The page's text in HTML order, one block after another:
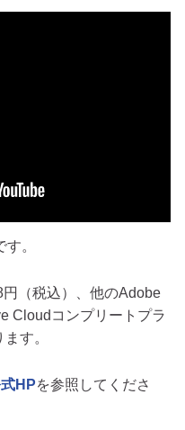
す。
（税込）、他のAdobe
Cloudコンプリートプラ
す。
HPを参照してくださ